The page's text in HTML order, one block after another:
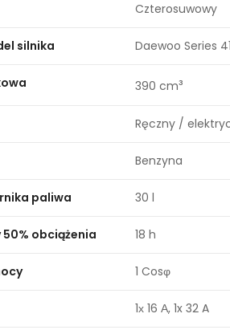
Czterosuwowy
silnika Daewoo Series
390 cm³
Ręczny /
Benzyna
paliwa 30 l
obciążenia 18 h
1 Cosφ
1х 16 А, 1x 32 A